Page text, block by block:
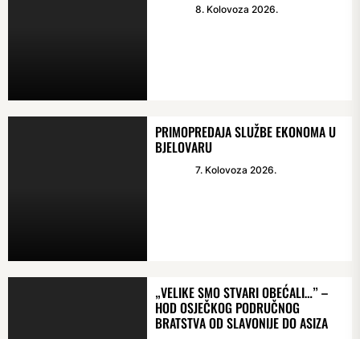
8. Kolovoza 2026.
PRIMOPREDAJA SLUŽBE EKONOMA U
BJELOVARU
7. Kolovoza 2026.
„VELIKE SMO STVARI OBEĆALI…” –
HOD OSJEČKOG PODRUČNOG
BRATSTVA OD SLAVONIJE DO ASIZA